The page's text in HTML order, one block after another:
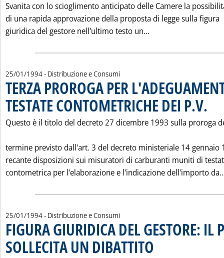
Svanita con lo scioglimento anticipato delle Camere la
di una rapida approvazione della proposta di legge sulla figura
giuridica del gestore nell'ultimo testo un...
25/01/1994- Distribuzione e Consumi
TERZA PROROGA PER
TESTATE CONTOMETRICHE DEI P.V.
Questo è il titolo del decreto 27 dicembre 1993 sulla proroga
termine previsto dall'art. 3 del decreto ministeriale 14 gennaio
recante disposizioni sui misuratori di carburanti muniti di
contometrica per l'elaborazione e l'indicazione dell'importo
25/01/1994- Distribuzione e Consumi
FIGURA GIURIDICA DEL GESTORE: IL
SOLLECITA UN DIBATTITO